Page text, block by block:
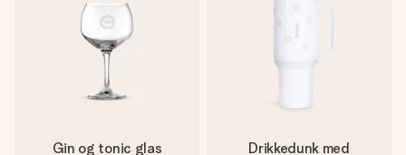
Gin og tonic glas
Drikkedunk med